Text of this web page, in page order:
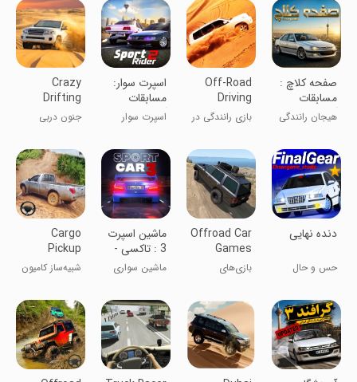
‏‏‏‏‏‏‏‏صفحه کلاچ :
مسابقات
آنلاین
هیجان رانندگی
Off-Road
Driving
Desert
Game
بازی رانندگی در
‏‏اسپرت سوار:
مسابقات
آنلاین
اسپرت سوار
Crazy
Drifting
desert
Jeep 3D
جنون دربی
بعدی
دنده نهایی
حس و حال
Offroad Car
Games
Racing 4x4
بازی‌های
آف‌رود ۴x۴
‏‏‏‏‏ماشین اسپرت
3 : تاکسی -
پلیس
ماشین سواری
Cargo
Pickup
Truck
Simulator
شبیه‌ساز کامیون